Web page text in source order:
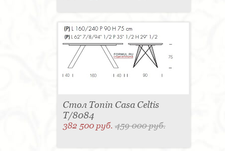
Стол Tonin Casa Celtis
T/8084
382 500 руб.459 000 руб.